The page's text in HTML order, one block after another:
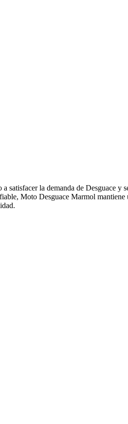
satisfacer la demanda de Desguace
Moto Desguace Marmol